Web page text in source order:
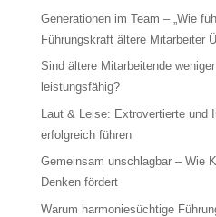
Generationen im Team – „Wie
Führungskraft ältere Mitarbeiter
Sind ältere Mitarbeitende
leistungsfähig?
Laut & Leise: Extrovertierte und
erfolgreich führen
Gemeinsam unschlagbar – Wie
Denken fördert
Warum harmoniesüchtige